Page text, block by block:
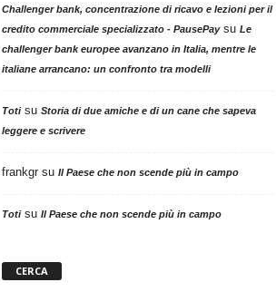
Challenger bank, concentrazione di ricavo e lezioni per il
credito commerciale specializzato - PausePaysu Le
challenger bank europee avanzano in Italia, mentre le
italiane arrancano: un confronto tra modelli
Totisu Storia di due amiche e di un cane che sapeva
leggere e scrivere
frankgrsu Il Paese che non scende più in campo
Totisu Il Paese che non scende più in campo
CERCA